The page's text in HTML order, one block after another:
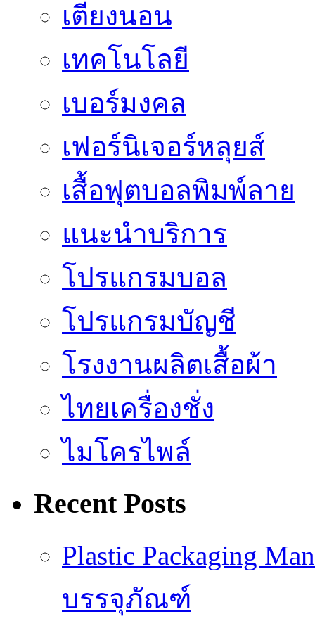
เตียงนอน
เทคโนโลยี
เบอร์มงคล
เฟอร์นิเจอร์หลุยส์
เสื้อฟุตบอลพิมพ์ลาย
แนะนำบริการ
โปรแกรมบอล
โปรแกรมบัญชี
โรงงานผลิตเสื้อผ้า
ไทยเครื่องชั่ง
ไมโครไพล์
Recent Posts
Plastic Packaging
บรรจุภัณฑ์